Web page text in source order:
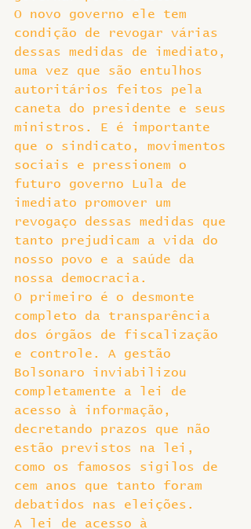
O novo governo ele tem
condição de revogar várias
dessas medidas de imediato,
uma vez que são entulhos
autoritários feitos pela
caneta do presidente e seus
ministros. E é importante
que o sindicato, movimentos
sociais e pressionem o
futuro governo Lula de
imediato promover um
revogaço dessas medidas que
tanto prejudicam a vida do
nosso povo e a saúde da
nossa democracia.
O primeiro é o desmonte
completo da transparência
dos órgãos de fiscalização
e controle. A gestão
Bolsonaro inviabilizou
completamente a lei de
acesso à informação,
decretando prazos que não
estão previstos na lei,
como os famosos sigilos de
cem anos que tanto foram
debatidos nas eleições.
A lei de acesso à